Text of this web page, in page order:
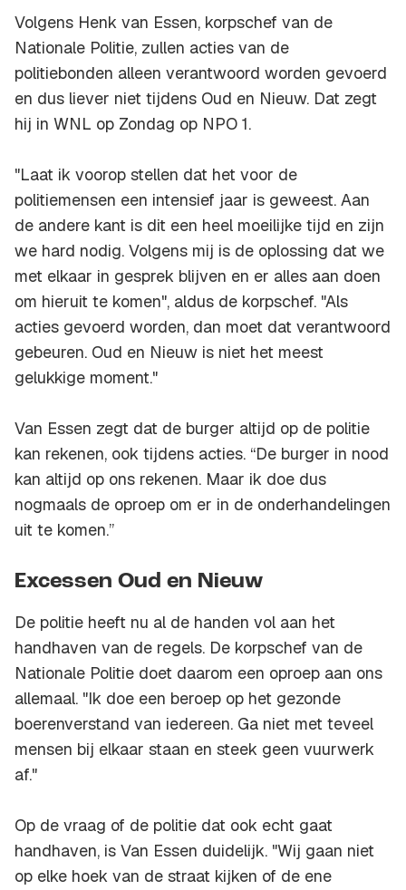
Volgens Henk van Essen, korpschef van de
Nationale Politie, zullen acties van de
politiebonden alleen verantwoord worden gevoerd
en dus liever niet tijdens Oud en Nieuw. Dat zegt
hij in WNL op Zondag op NPO 1.
"Laat ik voorop stellen dat het voor de
politiemensen een intensief jaar is geweest. Aan
de andere kant is dit een heel moeilijke tijd en zijn
we hard nodig. Volgens mij is de oplossing dat we
met elkaar in gesprek blijven en er alles aan doen
om hieruit te komen", aldus de korpschef. "Als
acties gevoerd worden, dan moet dat verantwoord
gebeuren. Oud en Nieuw is niet het meest
gelukkige moment."
Van Essen zegt dat de burger altijd op de politie
kan rekenen, ook tijdens acties. “De burger in nood
kan altijd op ons rekenen. Maar ik doe dus
nogmaals de oproep om er in de onderhandelingen
uit te komen.”
Excessen Oud en Nieuw
De politie heeft nu al de handen vol aan het
handhaven van de regels. De korpschef van de
Nationale Politie doet daarom een oproep aan ons
allemaal. "Ik doe een beroep op het gezonde
boerenverstand van iedereen. Ga niet met teveel
mensen bij elkaar staan en steek geen vuurwerk
af."
Op de vraag of de politie dat ook echt gaat
handhaven, is Van Essen duidelijk. "Wij gaan niet
op elke hoek van de straat kijken of de ene